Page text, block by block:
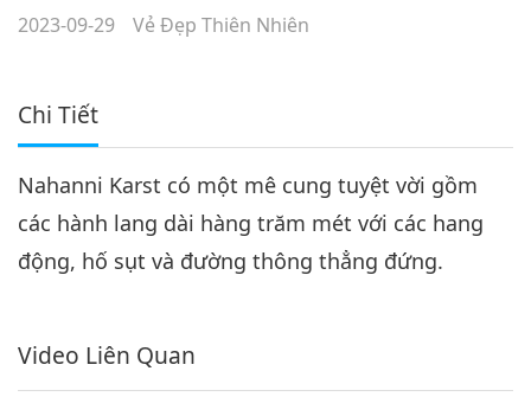
2023-09-29 Vẻ Đẹp Thiên Nhiên
Chi Tiết
Nahanni Karst có một mê cung tuyệt vời gồm
các hành lang dài hàng trăm mét với các hang
động, hố sụt và đường thông thẳng đứng.
Video Liên Quan